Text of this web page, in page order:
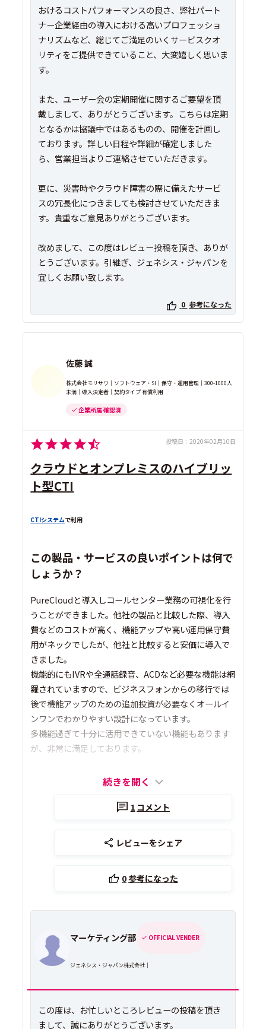
おけるコストパフォーマンスの良さ、弊社パート
ナー企業経由の導入における高いプロフェッショ
ナリズムなど、総じてご満足のいくサービスクオ
リティをご提供できていること、大変嬉しく思いま
す。
また、ユーザー会の定期開催に関するご要望を頂
戴しまして、ありがとうございます。こちらは定期
となるかは協議中ではあるものの、開催を計画し
ております。詳しい日程や詳細が確定しました
ら、営業担当よりご連絡させていただきます。
更に、災害時やクラウド障害の際に備えたサービ
スの冗長化につきましても検討させていただきま
す。貴重なご意見ありがとうございます。
改めまして、この度はレビュー投稿を頂き、ありが
とうございます。引継ぎ、ジェネシス・ジャパンを
0 参考になった
佐藤 誠
株式会社モリサワ｜ソフトウェア・SI｜保守・運用管理｜300-1000人
未満｜導入決定者｜契約タイプ 有償利用
企業所属 確認済
投稿日： 2020年02月10日
クラウドとオンプレミスのハイブリッ
ト型CTI
CTIシステムで利用
この製品・サービスの良いポイントは何で
しょうか？
PureCloudと導入しコールセンター業務の可視化を行
うことができました。他社の製品と比較した際、導入
費などのコストが高く、機能アップや高い運用保守費
用がネックでしたが、他社と比較すると安価に導入で
きました。
機能的にもIVRや全通話録音、ACDなど必要な機能は網
羅されていますので、ビジネスフォンからの移行では
後で機能アップのための追加投資が必要なくオールイ
ンワンでわかりやすい設計になっています。
多機能過ぎて十分に活用できていない機能もあります
が、非常に満足しております。
続きを開く
1 コメント
レビューをシェア
0参考になった
マーケティング部 OFFICIAL VENDER
ジェネシス・ジャパン株式会社｜
この度は、お忙しいところレビューの投稿を頂き
まして、誠にありがとうございます。